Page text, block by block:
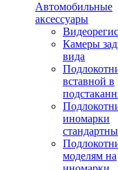
Автомобильные
аксессуары
Камеры
вида
вставной в
иномарки
моделям на